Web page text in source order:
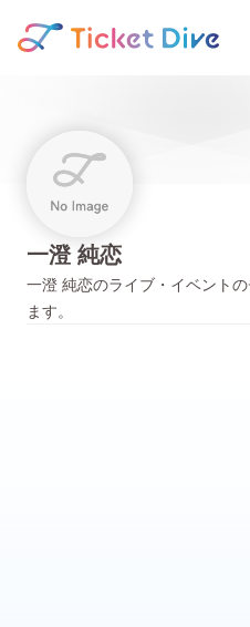
一澄 純恋
一澄 純恋のライブ・イベント
ます。